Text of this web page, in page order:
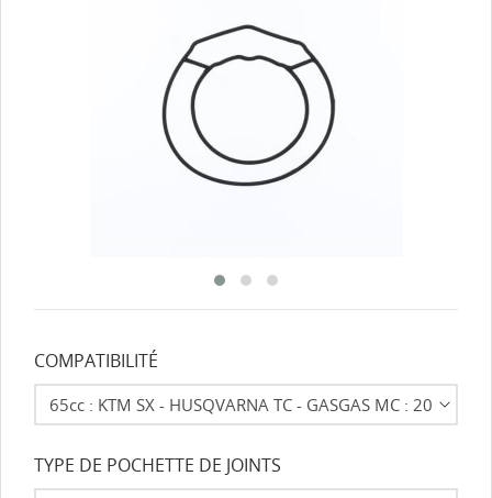
COMPATIBILITÉ
TYPE DE POCHETTE DE JOINTS